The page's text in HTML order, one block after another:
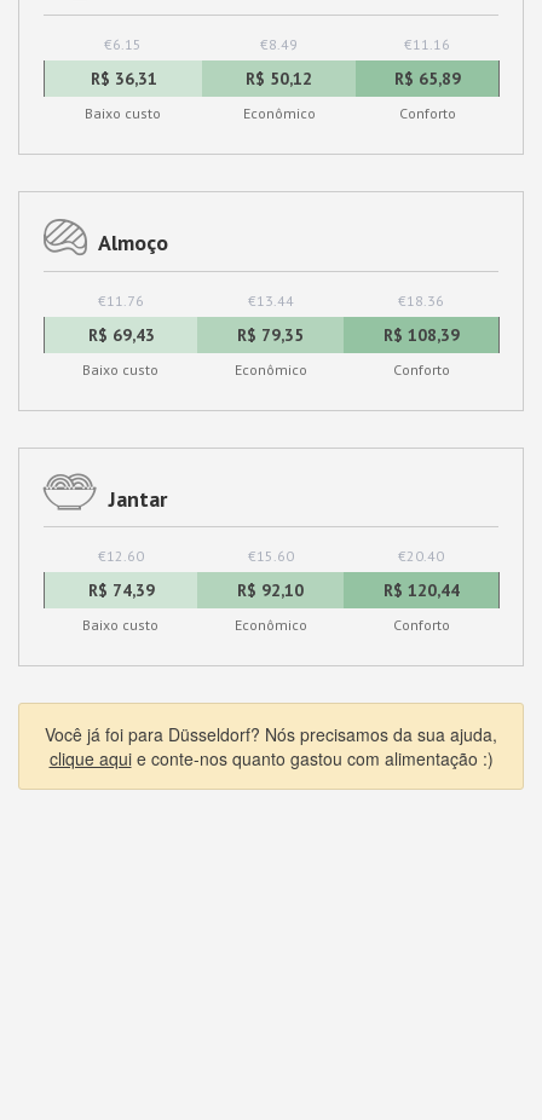
€6.15 €8.49 €11.16
R$ 36,31 R$ 50,12 R$ 65,89
Baixo custo Econômico Conforto
Almoço
€11.76 €13.44 €18.36
R$ 69,43 R$ 79,35 R$ 108,39
Baixo custo Econômico Conforto
Jantar
€12.60 €15.60 €20.40
R$ 74,39 R$ 92,10 R$ 120,44
Baixo custo Econômico Conforto
Você já foi para Düsseldorf? Nós precisamos da sua ajuda,
clique aquie conte-nos quanto gastou com alimentação :)